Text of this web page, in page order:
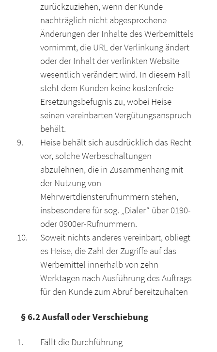
zurückzuziehen, wenn der Kunde
nachträglich nicht abgesprochene
Änderungen der Inhalte des Werbemittels
vornimmt, die URL der Verlinkung ändert
oder der Inhalt der verlinkten Website
wesentlich verändert wird. In diesem Fall
steht dem Kunden keine kostenfreie
Ersetzungsbefugnis zu, wobei Heise
seinen vereinbarten Vergütungsanspruch
behält.
Heise behält sich ausdrücklich das Recht
vor, solche Werbeschaltungen
abzulehnen, die in Zusammenhang mit
der Nutzung von
Mehrwertdiensterufnummern stehen,
insbesondere für sog. „Dialer“ über 0190-
oder 0900er-Rufnummern.
Soweit nichts anderes vereinbart, obliegt
es Heise, die Zahl der Zugriffe auf das
Werbemittel innerhalb von zehn
Werktagen nach Ausführung des Auftrags
für den Kunde zum Abruf bereitzuhalten
§ 6.2 Ausfall oder Verschiebung
Fällt die Durchführung